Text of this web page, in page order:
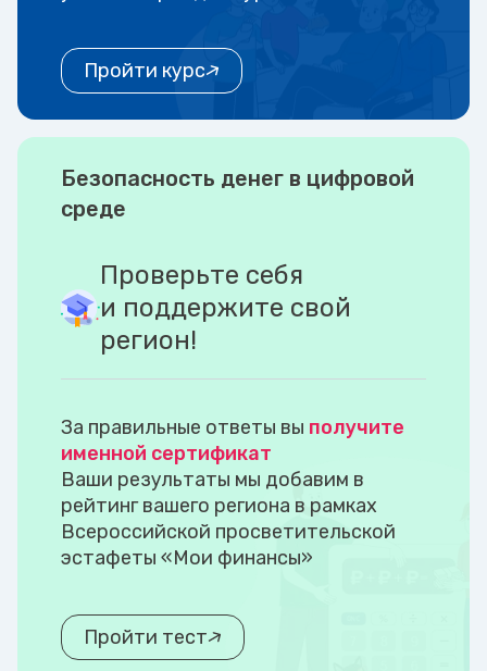
Пройти курс
Безопасность денег в цифровой
среде
Проверьте себя
и поддержите свой
регион!
За правильные ответы вы получите
именной сертификат
Ваши результаты мы добавим в
рейтинг вашего региона в рамках
Всероссийской просветительской
эстафеты «Мои финансы»
Пройти тест